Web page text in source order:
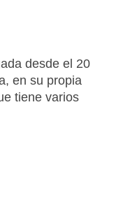
desde el 20
en su propia
tiene varios